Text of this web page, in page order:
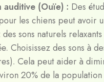
auditive (Ouïe) : Des
les chiens peut avoir
sons naturels
Choisissez des sons à
Cela peut aider à
20% de la